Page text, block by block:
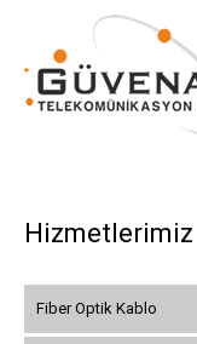
Hizmetlerimiz
Fiber Optik Kablo